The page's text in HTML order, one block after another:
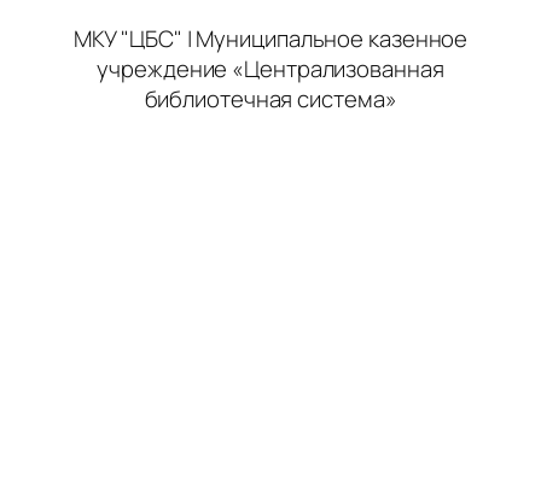
МКУ "ЦБС" | Муниципальное казенное
учреждение «Централизованная
библиотечная система»